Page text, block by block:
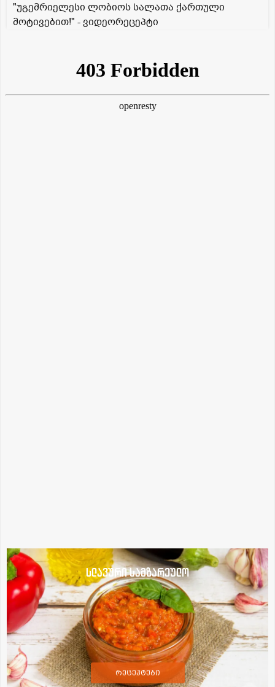
"უგემრიელესი ლობიოს სალათა ქართული
მოტივებით!" - ვიდეორეცეპტი
სლავური სამზარეულო
რეცეპტები